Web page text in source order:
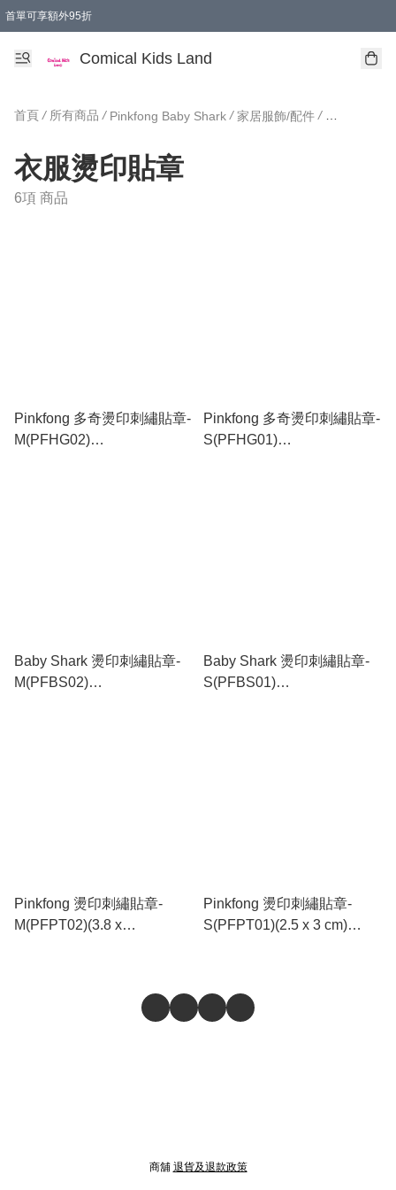
首單可享額外95折
Comical Kids Land
首頁 / 所有商品 / Pinkfong Baby Shark / 家居服飾/配件 / 衣服燙印貼
衣服燙印貼章
6項 商品
Pinkfong 多奇燙印刺繡貼章-
M(PFHG02)
Pinkfong 多奇燙印刺繡貼章-
S(PFHG01)
Baby Shark 燙印刺繡貼章-
M(PFBS02)
Baby Shark 燙印刺繡貼章-
S(PFBS01)
Pinkfong 燙印刺繡貼章-
M(PFPT02)(3.8 x
Pinkfong 燙印刺繡貼章-
S(PFPT01)(2.5 x 3 cm)
商舖 退貨及退款政策